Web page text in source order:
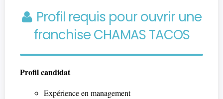
Profil requis pour ouvrir une
franchise CHAMAS TACOS
Profil candidat
Expérience en management